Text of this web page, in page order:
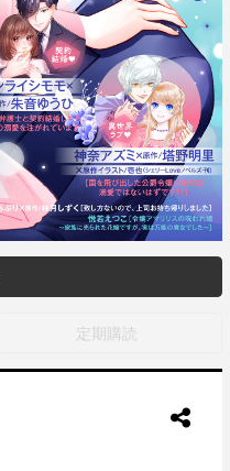
定期購読